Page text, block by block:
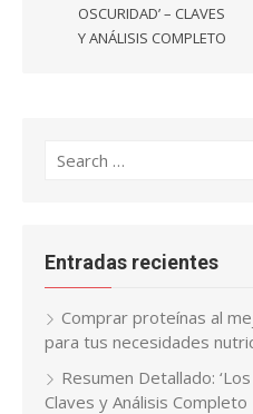
OSCURIDAD’ – CLAVES
Y ANÁLISIS COMPLETO
Search
Entradas recientes
Comprar proteínas al
para tus necesidades
Resumen Detallado:
Claves y Análisis Completo